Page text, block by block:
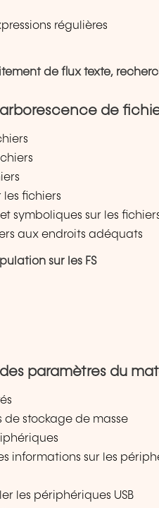
régulières
de flux texte,
de
les fichiers
symboliques sur les
aux endroits adéquats
sur les FS
paramètres du
stockage de masse
informations sur les
les périphériques USB